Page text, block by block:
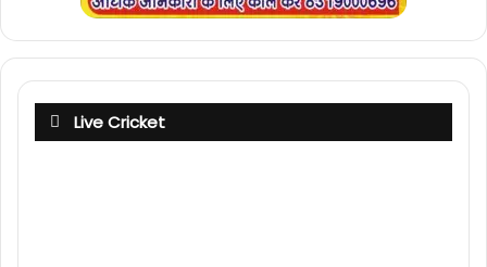
Live Cricket